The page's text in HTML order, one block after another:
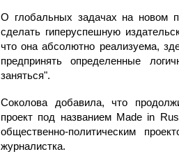
О глобальных задачах на новом
сделать гиперуспешную
что она абсолютно реализуема,
предпринять определенные
заняться".
Соколова добавила, что
проект под названием Made in
общественно-политическим
журналистка.